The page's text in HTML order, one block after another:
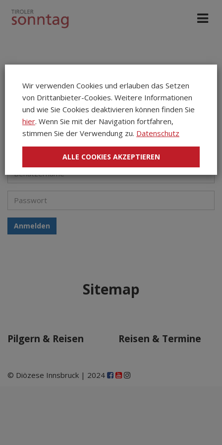
Login
Redaktionssystem
Dieser Zugang führt zum Redaktionssystem der Website.
Anmelden
Sitemap
Pilgern & Reisen Reisen & Termine
© Diözese Innsbruck | 2024
Wir verwenden Cookies und erlauben das Setzen
von Drittanbieter-Cookies. Weitere Informationen
und wie Sie Cookies deaktivieren können finden Sie
hier. Wenn Sie mit der Navigation fortfahren,
stimmen Sie der Verwendung zu. Datenschutz
ALLE COOKIES AKZEPTIEREN